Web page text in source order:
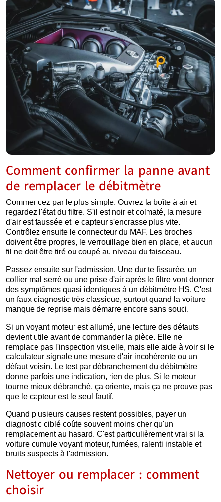
Comment confirmer la panne avant
de remplacer le débitmètre
Commencez par le plus simple. Ouvrez la boîte à air et
regardez l'état du filtre. S'il est noir et colmaté, la mesure
d'air est faussée et le capteur s'encrasse plus vite.
Contrôlez ensuite le connecteur du MAF. Les broches
doivent être propres, le verrouillage bien en place, et aucun
fil ne doit être tiré ou coupé au niveau du faisceau.
Passez ensuite sur l'admission. Une durite fissurée, un
collier mal serré ou une prise d'air après le filtre vont donner
des symptômes quasi identiques à un débitmètre HS. C'est
un faux diagnostic très classique, surtout quand la voiture
manque de reprise mais démarre encore sans souci.
Si un voyant moteur est allumé, une lecture des défauts
devient utile avant de commander la pièce. Elle ne
remplace pas l'inspection visuelle, mais elle aide à voir si le
calculateur signale une mesure d'air incohérente ou un
défaut voisin. Le test par débranchement du débitmètre
donne parfois une indication, rien de plus. Si le moteur
tourne mieux débranché, ça oriente, mais ça ne prouve pas
que le capteur est le seul fautif.
Quand plusieurs causes restent possibles, payer un
diagnostic ciblé coûte souvent moins cher qu'un
remplacement au hasard. C'est particulièrement vrai si la
voiture cumule voyant moteur, fumées, ralenti instable et
bruits suspects à l'admission.
Nettoyer ou remplacer : comment
choisir